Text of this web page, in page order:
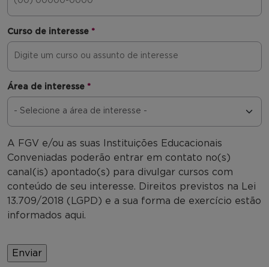
Curso de interesse *
Área de interesse *
A FGV e/ou as suas Instituições Educacionais
Conveniadas poderão entrar em contato no(s)
canal(is) apontado(s) para divulgar cursos com
conteúdo de seu interesse. Direitos previstos na Lei
13.709/2018 (LGPD) e a sua forma de exercício estão
informados aqui.